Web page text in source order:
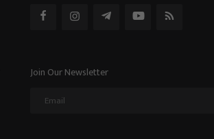
Join Our Newsletter